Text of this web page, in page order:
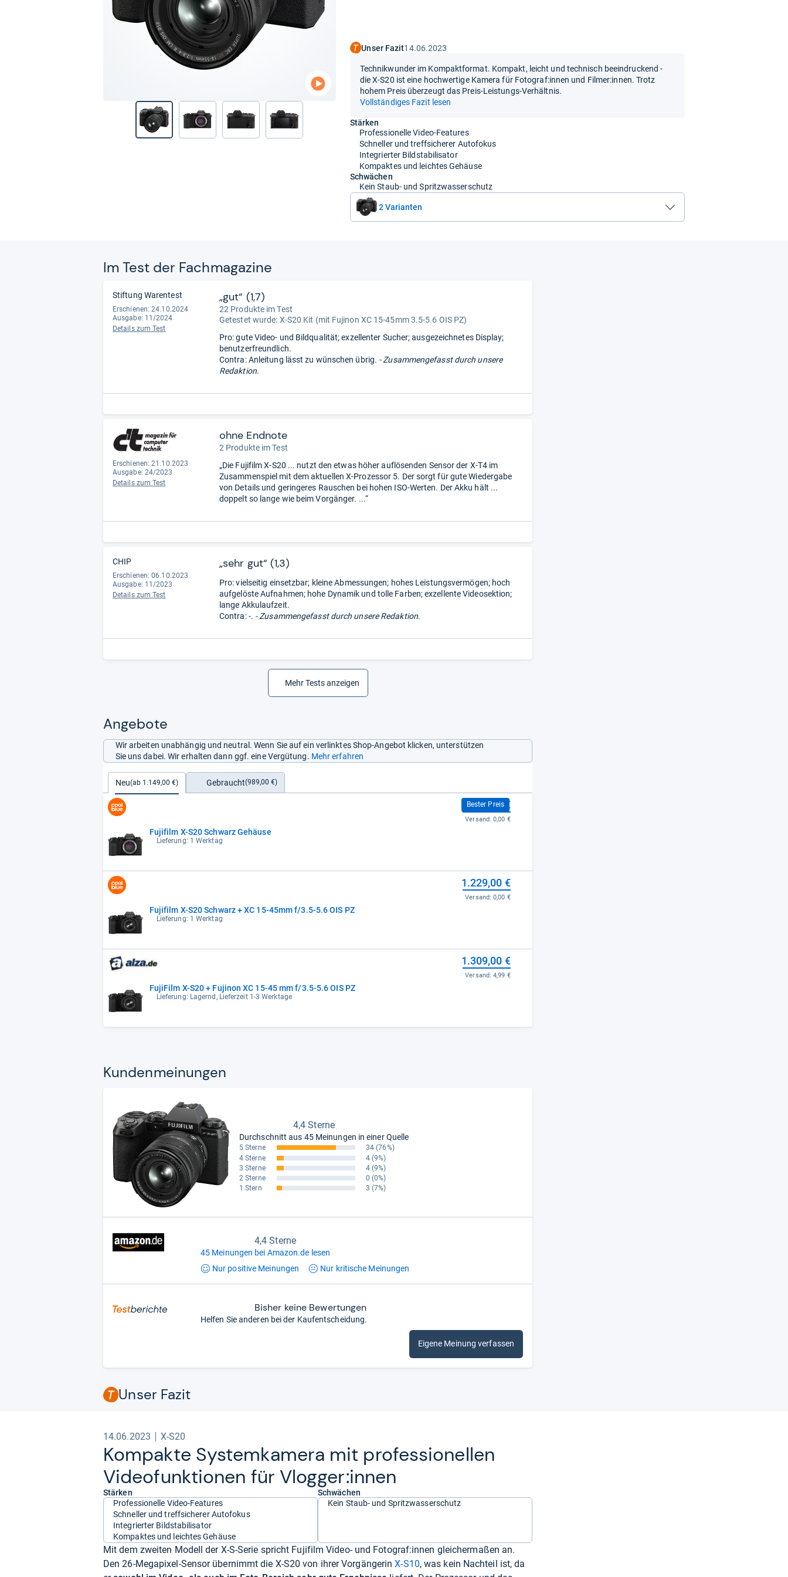
nächste
Unser Fazit14.06.2023
Technikwunder im Kompaktformat. Kompakt, leicht und technisch beeindruckend -
die X-S20 ist eine hochwertige Kamera für Fotograf:innen und Filmer:innen. Trotz
hohem Preis überzeugt das Preis-Leistungs-Verhältnis.
Vollständiges Fazit lesen
Stärken
Professionelle Video-Features
Schneller und treffsicherer Autofokus
Integrierter Bildstabilisator
Kompaktes und leichtes Gehäuse
Schwächen
Kein Staub- und Spritzwasserschutz
2 Varianten
Im Test der Fach­ma­ga­zine
Stiftung Warentest
Erschienen: 24.10.2024
Ausgabe: 11/2024
Details zum Test
„gut“ (1,7)
22 Produkte im Test
Getestet wurde: X-S20 Kit (mit Fujinon XC 15-45mm 3.5-5.6 OIS PZ)
Pro: gute Video- und Bildqualität; exzellenter Sucher; ausgezeichnetes Display;
benutzerfreundlich.
Contra: Anleitung lässt zu wünschen übrig. - Zusammengefasst durch unsere
Redaktion.
Erschienen: 21.10.2023
Ausgabe: 24/2023
Details zum Test
ohne Endnote
2 Produkte im Test
„Die Fujifilm X-S20 ... nutzt den etwas höher auflösenden Sensor der X-T4 im
Zusammenspiel mit dem aktuellen X-Prozessor 5. Der sorgt für gute Wiedergabe
von Details und geringeres Rauschen bei hohen ISO-Werten. Der Akku hält ...
doppelt so lange wie beim Vorgänger. ...“
CHIP
Erschienen: 06.10.2023
Ausgabe: 11/2023
Details zum Test
„sehr gut“ (1,3)
Pro: vielseitig einsetzbar; kleine Abmessungen; hohes Leistungsvermögen; hoch
aufgelöste Aufnahmen; hohe Dynamik und tolle Farben; exzellente Videosektion;
lange Akkulaufzeit.
Contra: -. - Zusammengefasst durch unsere Redaktion.
Mehr Tests anzeigen
Angebote
Wir arbeiten unabhängig und neutral. Wenn Sie auf ein verlinktes Shop-Angebot klicken, unterstützen
Sie uns dabei. Wir erhalten dann ggf. eine Vergütung. Mehr erfahren
Neu(ab 1.149,00 €) Gebraucht(989,00 €)
Fujifilm X-S20 Schwarz Gehäuse
Lieferung: 1 Werktag
Bester Preis
1.149,00 €
Versand:0,00 €
Fujifilm X-S20 Schwarz + XC 15-45mm f/3.5-5.6 OIS PZ
Lieferung: 1 Werktag
1.229,00 €
Versand:0,00 €
FujiFilm X-S20 + Fujinon XC 15-45 mm f/3.5-5.6 OIS PZ
Lieferung: Lagernd, Lieferzeit 1-3 Werktage
1.309,00 €
Versand:4,99 €
Kun­den­mei­nun­gen
4,4 Sterne
Durchschnitt aus 45 Meinungen in einer Quelle
5 Sterne 34 (76%)
4 Sterne
4 (9%)
3 Sterne
4 (9%)
2 Sterne
0 (0%)
1 Stern
3 (7%)
4,4 Sterne
45 Meinungen bei Amazon.de lesen
Nur positive Meinungen Nur kritische Meinungen
Bisher keine Bewertungen
Helfen Sie anderen bei der Kaufentscheidung.
Eigene Meinung verfassen
Unser Fazit
14.06.2023 X-S20
Kom­pakte Sys­tem­ka­mera mit pro­fes­sio­nel­len
Video­funk­tio­nen für Vlog­ger:innen
Stärken
Professionelle Video-Features
Schneller und treffsicherer Autofokus
Integrierter Bildstabilisator
Kompaktes und leichtes Gehäuse
Schwächen
Kein Staub- und Spritzwasserschutz
Mit dem zweiten Modell der X-S-Serie spricht Fujifilm Video- und Fotograf:innen gleichermaßen an.
Den 26-Megapixel-Sensor übernimmt die X-S20 von ihrer VorgängerinX-S10, was kein Nachteil ist, da